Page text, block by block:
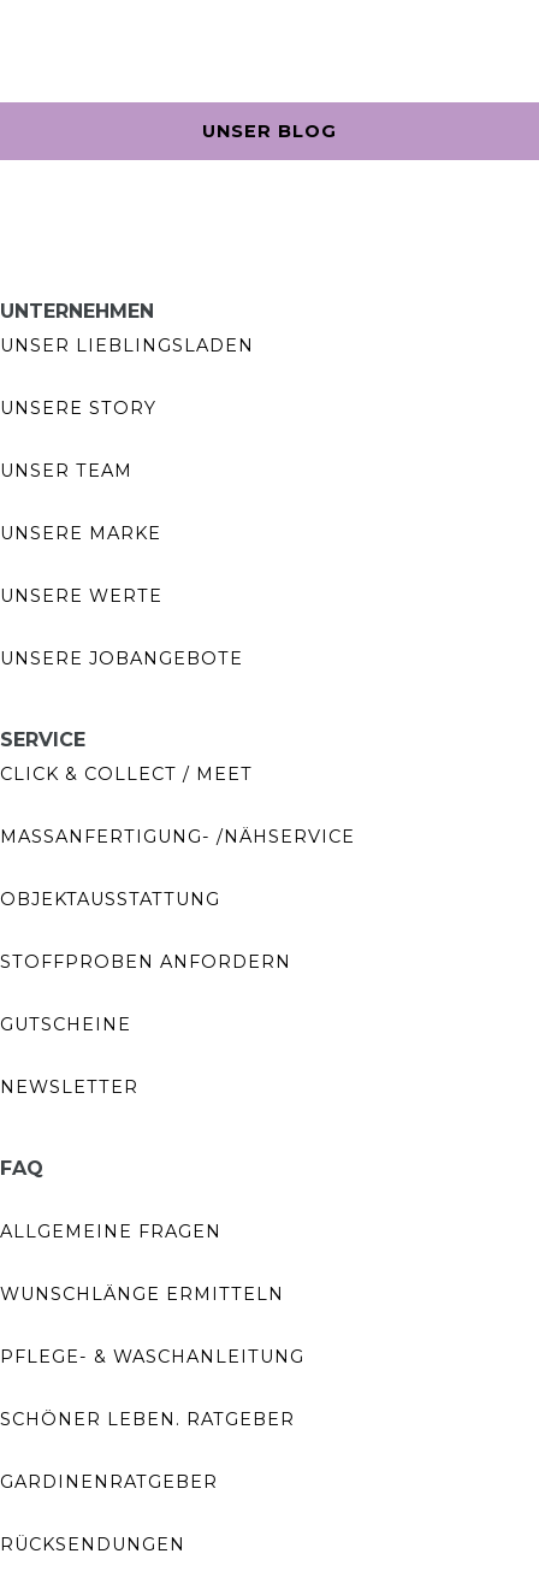
UNSER BLOG
UNTERNEHMEN
UNSER LIEBLINGSLADEN
UNSERE STORY
UNSER TEAM
UNSERE MARKE
UNSERE WERTE
UNSERE JOBANGEBOTE
SERVICE
CLICK & COLLECT / MEET
MASSANFERTIGUNG- /NÄHSERVICE
OBJEKTAUSSTATTUNG
STOFFPROBEN ANFORDERN
GUTSCHEINE
NEWSLETTER
FAQ
ALLGEMEINE FRAGEN
WUNSCHLÄNGE ERMITTELN
PFLEGE- & WASCHANLEITUNG
SCHÖNER LEBEN. RATGEBER
GARDINENRATGEBER
RÜCKSENDUNGEN